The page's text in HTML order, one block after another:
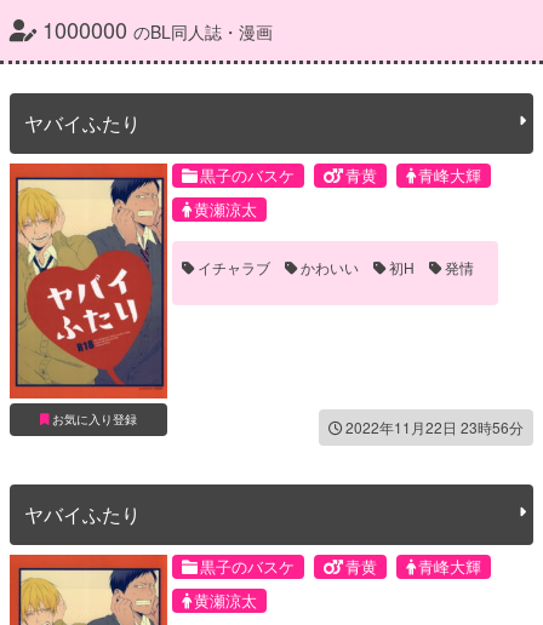
1000000 のBL同人誌・漫画
ヤバイふたり
お気に入り登録
黒子のバスケ 青黄
青峰大輝
黄瀬涼太
イチャラブ かわいい 初H 発情
2022年11月22日 23時56分
ヤバイふたり
黒子のバスケ 青黄
青峰大輝
黄瀬涼太